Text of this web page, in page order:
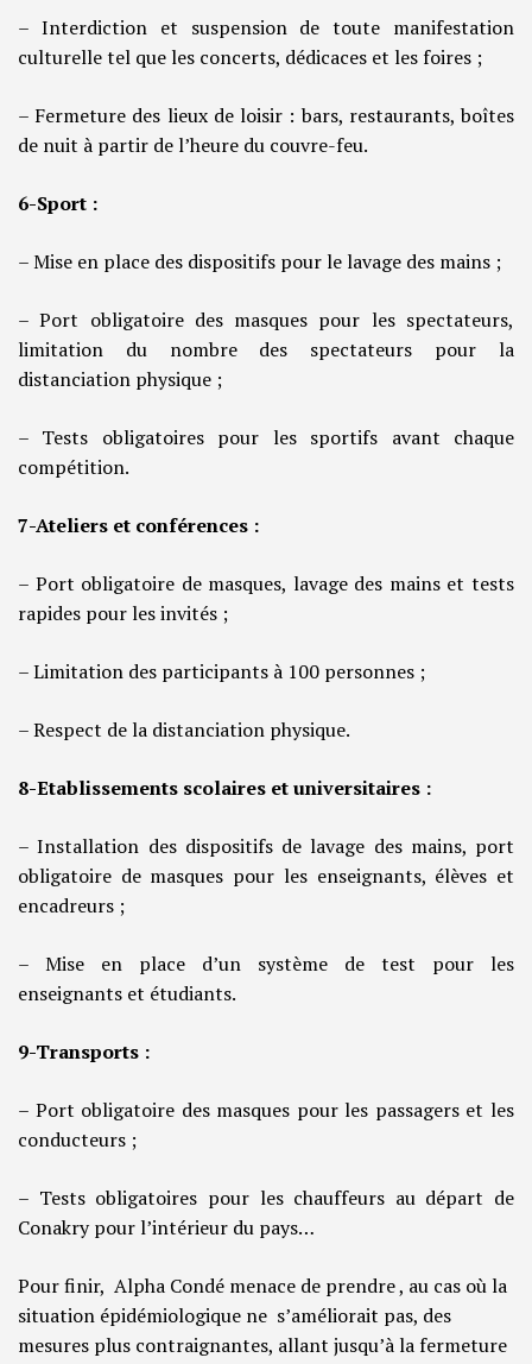
– Interdiction et suspension de toute manifestation
culturelle tel que les concerts, dédicaces et les foires ;
– Fermeture des lieux de loisir : bars, restaurants, boîtes
de nuit à partir de l’heure du couvre-feu.
6-Sport :
– Mise en place des dispositifs pour le lavage des mains ;
– Port obligatoire des masques pour les spectateurs,
limitation du nombre des spectateurs pour la
distanciation physique ;
– Tests obligatoires pour les sportifs avant chaque
compétition.
7-Ateliers et conférences :
– Port obligatoire de masques, lavage des mains et tests
rapides pour les invités ;
– Limitation des participants à 100 personnes ;
– Respect de la distanciation physique.
8-Etablissements scolaires et universitaires :
– Installation des dispositifs de lavage des mains, port
obligatoire de masques pour les enseignants, élèves et
encadreurs ;
– Mise en place d’un système de test pour les
enseignants et étudiants.
9-Transports :
– Port obligatoire des masques pour les passagers et les
conducteurs ;
– Tests obligatoires pour les chauffeurs au départ de
Conakry pour l’intérieur du pays…
Pour finir, Alpha Condé menace de prendre , au cas où la
situation épidémiologique ne s’améliorait pas, des
mesures plus contraignantes, allant jusqu’à la fermeture